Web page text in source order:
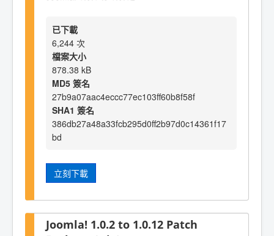
已下載
6,244 次
檔案大小
878.38 kB
MD5 簽名
27b9a07aac4eccc77ec103ff60b8f58f
SHA1 簽名
386db27a48a33fcb295d0ff2b97d0c14361f17
bd
立刻下載
Joomla! 1.0.2 to 1.0.12 Patch